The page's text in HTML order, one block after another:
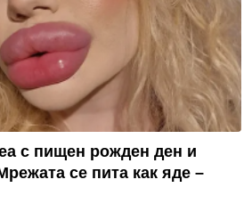
с пищен рожден ден и
се пита как яде –